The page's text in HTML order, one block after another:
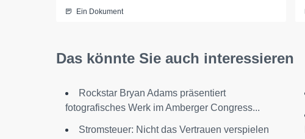
Ein Dokument
Das könnte Sie auch interessieren
Rockstar Bryan Adams präsentiert
fotografisches Werk im Amberger Congress...
Stromsteuer: Nicht das Vertrauen verspielen